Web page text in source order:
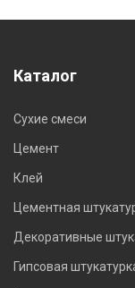
Каталог
Сухие смеси
Цемент
Клей
Цементная
Декоративные
Гипсовая